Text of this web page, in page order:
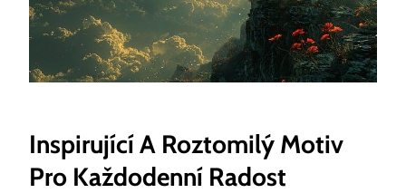
Inspirující A Roztomilý Motiv
Pro Každodenní Radost